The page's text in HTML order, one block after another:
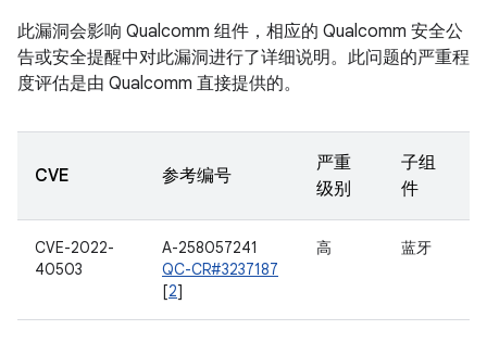
此漏洞会影响 Qualcomm 组件，相应的 Qualcomm 安全公
告或安全提醒中对此漏洞进行了详细说明。此问题的严重程
度评估是由 Qualcomm 直接提供的。
CVE 参考编号
严重
级别
子组
件
CVE-2022-
40503
A-258057241
QC-CR#3237187
[2]
高 蓝牙